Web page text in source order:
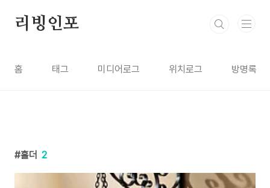
리빙인포
홈 태그 미디어로그 위치로그 방명록
홀더 2